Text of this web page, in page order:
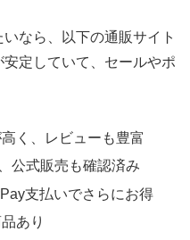
なら、以下の通販サイト
定していて、セールやポ
く、レビューも豊富
公式販売も確認済み
支払いでさらにお得
あり